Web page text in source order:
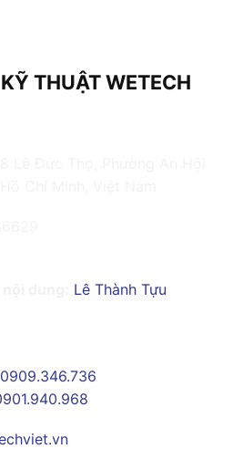
THUẬT WETECH
Lê Thành Tựu
0909.346.736